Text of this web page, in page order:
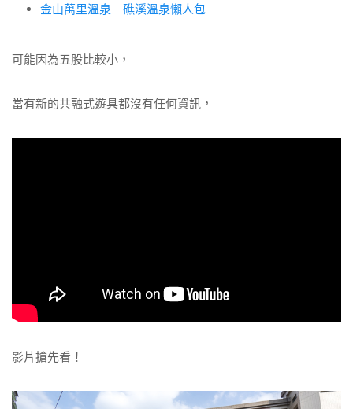
金山萬里溫泉
礁溪溫泉懶人包
可能因為五股比較小，
當有新的共融式遊具都沒有任何資訊，
影片搶先看！